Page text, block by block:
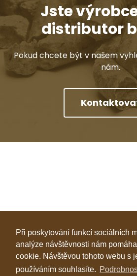
Při poskytování funkcí sociálních
analýze návštěvnosti nám
cookie. Návštěvou tohoto webu s
používáním souhlasíte.
Jste
distributor
Pokud chcete být v našem
nám.